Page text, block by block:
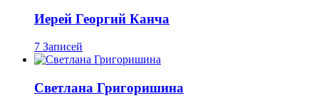
Иерей Георгий Канча
7 Записей
Светлана Григоришина